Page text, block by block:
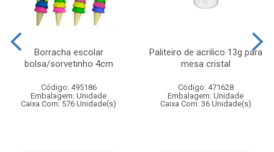
Borracha escolar
bolsa/sorvetinho 4cm
Código: 495186
Embalagem: Unidade
Caixa Com: 576 Unidade(s)
Paliteiro de acrilico 13g para
mesa cristal
Código: 471628
Embalagem: Unidade
Caixa Com: 36 Unidade(s)